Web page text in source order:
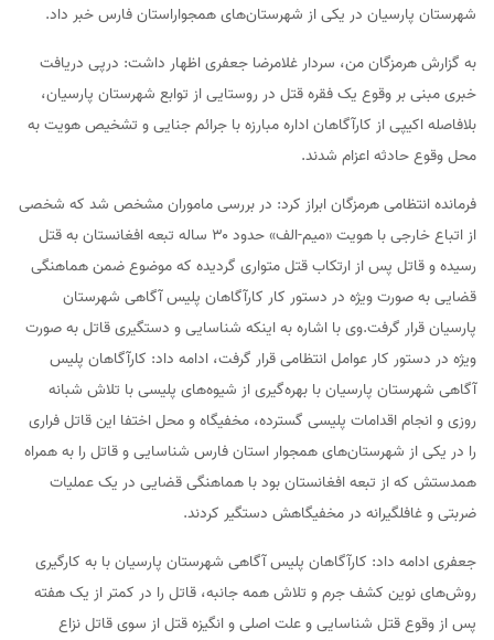
شهرستان پارسیان در یکی از شهرستان‌های همجواراستان فارس خبر داد.
به گزارش هرمزگان من، سردار غلامرضا جعفری اظهار داشت: درپی دریافت
خبری مبنی بر وقوع یک فقره قتل در روستایی از توابع شهرستان پارسیان،
بلافاصله اکیپی از کارآگاهان اداره مبارزه با جرائم جنایی و تشخیص هویت به
محل وقوع حادثه اعزام شدند.
فرمانده انتظامی هرمزگان ابراز کرد: در بررسی ماموران مشخص شد که شخصی
از اتباع خارجی با هویت «میم-الف» حدود ۳۰ ساله تبعه افغانستان به قتل
رسیده و قاتل پس از ارتکاب قتل متواری گردیده که موضوع ضمن هماهنگی
قضایی به صورت ویژه در دستور کار کارآگاهان پلیس آگاهی شهرستان
پارسیان قرار گرفت.وی با اشاره به اینکه شناسایی و دستگیری قاتل به صورت
ویژه در دستور کار عوامل انتظامی قرار گرفت، ادامه داد: کارآگاهان پلیس
آگاهی شهرستان پارسیان با بهره‌گیری از شیوه‌های پلیسی با تلاش شبانه
روزی و انجام اقدامات پلیسی گسترده، مخفیگاه و محل اختفا این قاتل فراری
را در یکی از شهرستان‌های همجوار استان فارس شناسایی و قاتل را به همراه
همدستش که از تبعه افغانستان بود با هماهنگی قضایی در یک عملیات
ضربتی و غافلگیرانه در مخفیگاهش دستگیر کردند.
جعفری ادامه داد: کارآگاهان پلیس آگاهی شهرستان پارسیان با به کارگیری
روش‌های نوین کشف جرم و تلاش همه جانبه، قاتل را در کمتر از یک هفته
پس از وقوع قتل شناسایی و علت اصلی و انگیزه قتل از سوی قاتل نزاع